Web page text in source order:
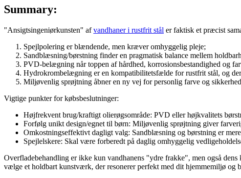
Summary:
"Ansigtsingeniørkunsten" afvandhaner i rustfrit stål er faktisk et præcist
Spejlpolering er blændende, men kræver omhyggelig pleje;
Sandblæsning/børstning finder en pragmatisk balance mellem
PVD-belægning når toppen af hårdhed, korrosionsbestandighed og
Hydrokrombelægning er en kompatibilitetsfælde for rustfrit stål, og
Miljøvenlig sprøjtning åbner en ny vej for personlig farve og
Vigtige punkter for købsbeslutninger:
Højfrekvent brug/kraftigt olierøgsområde: PVD eller højkvalitets
Forfølg unikt design/egnet til børn: Miljøvenlig sprøjtning giver
Omkostningseffektivt dagligt valg: Sandblæsning og børstning er
Spejlelskere: Skal være forberedt på daglig omhyggelig
Overfladebehandling er ikke kun vandhanens "ydre frakke", men også
vælge et holdbart kunstværk, der resonerer perfekt med dit hjemmemiljø og